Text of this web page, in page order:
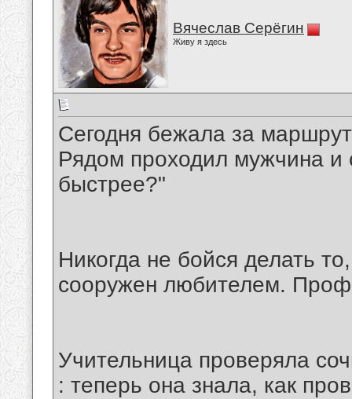
Вячеслав Серёгин
Живу я здесь
Сегодня бежала за
Рядом проходил мужчина
быстрее?"
Никогда не бойся делать
сооружен любителем.
Учительница проверяла
: теперь она знала, как